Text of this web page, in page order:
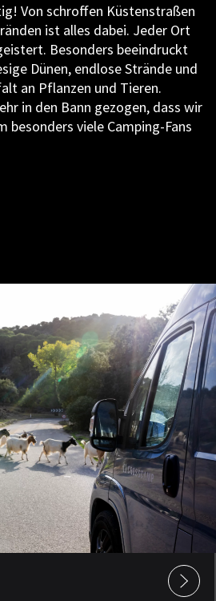
Von schroffen Küstenstraßen
ist alles dabei. Jeder Ort
Besonders beeindruckt
Dünen, endlose Strände und
an Pflanzen und Tieren.
in den Bann gezogen, dass wir
besonders viele Camping-Fans